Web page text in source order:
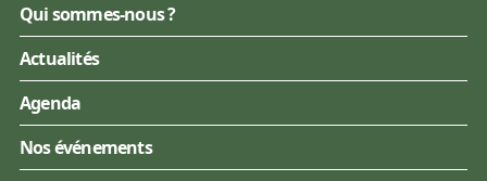
Qui sommes-nous ?
Actualités
Agenda
Nos événements